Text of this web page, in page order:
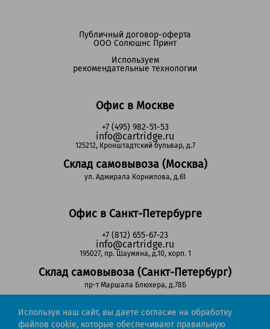
Офис в Москве
+7 (495) 982-51-53
info@cartridge.ru
125212, Кронштадтский бульвар, д.7
Склад самовывоза (Москва)
ул. Адмирала Корнилова, д.61
Офис в Санкт-Петербурге
+7 (812) 655-67-23
info@cartridge.ru
195027, пр. Шаумяна, д.10, корп. 1
Склад самовывоза (Санкт-Петербург)
пр-т Маршала Блюхера, д.78Б
Регионы РФ
Публичный договор-оферта
ООО Солюшнс Принт
Используем
рекомендательные технологии
Используя наш сайт, вы даете согласие на обработку
файлов cookie, которые обеспечивают правильную